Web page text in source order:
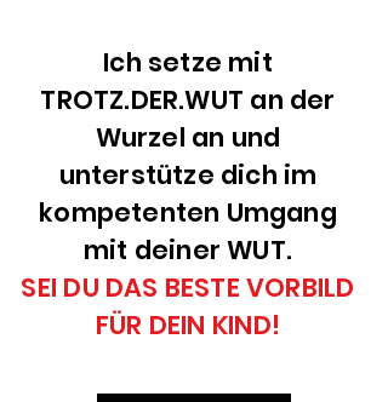
Ich setze mit
TROTZ.DER.WUT an der
Wurzel an und
unterstütze dich im
kompetenten Umgang
mit deiner WUT.
SEI DU DAS BESTE VORBILD
FÜR DEIN KIND!